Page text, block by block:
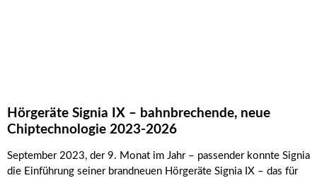
Hörgeräte Signia IX – bahnbrechende, neue
Chiptechnologie 2023-2026
September 2023, der 9. Monat im Jahr – passender konnte Signia
die Einführung seiner brandneuen Hörgeräte Signia IX – das für